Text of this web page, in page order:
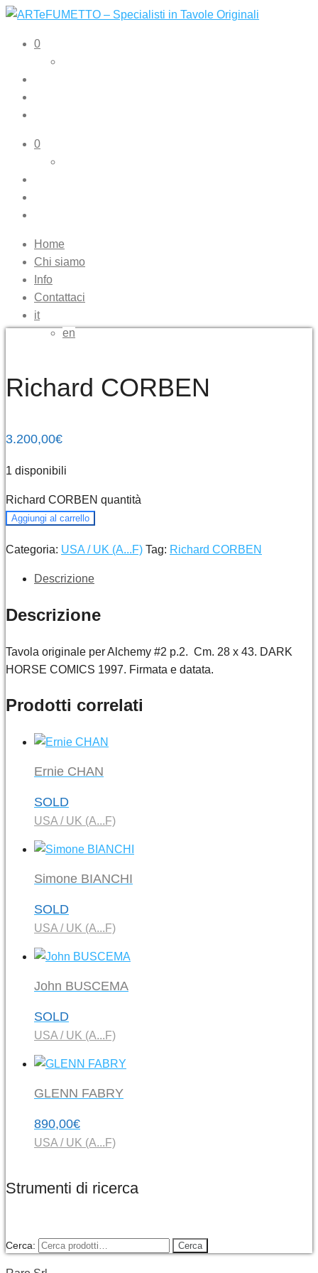
ARTeFUMETTO – Specialisti in Tavole Originali
Tavole originali e illustrazioni originali
0
0
Home
Chi siamo
Info
Contattaci
it
en
Richard CORBEN
3.200,00€
1 disponibili
Richard CORBEN quantità
Aggiungi al carrello
Categoria: USA / UK (A...F) Tag: Richard CORBEN
Descrizione
Descrizione
Tavola originale per Alchemy #2 p.2. Cm. 28 x 43. DARK
HORSE COMICS 1997. Firmata e datata.
Prodotti correlati
Ernie CHAN
SOLD
USA / UK (A...F)
Simone BIANCHI
SOLD
USA / UK (A...F)
John BUSCEMA
SOLD
USA / UK (A...F)
GLENN FABRY
890,00€
USA / UK (A...F)
Strumenti di ricerca
Cerca: Cerca